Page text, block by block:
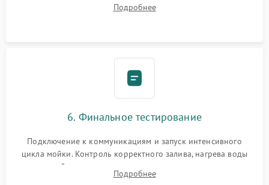
сборка корпуса и установка датчика поплавка.
Подробнее
6. Финальное тестирование
Подключение к коммуникациям и запуск интенсивного
цикла мойки. Контроль корректного залива, нагрева воды
до нужной температуры, отсутствия посторонних шумов,
штатного слива и абсолютной сухости в поддоне.
Подробнее